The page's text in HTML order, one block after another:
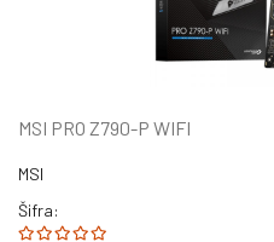
MSI PRO Z790-P WIFI
MSI
Šifra: